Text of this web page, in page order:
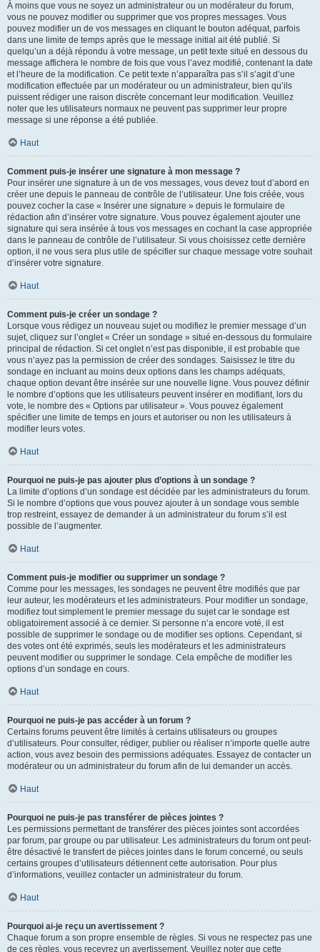
À moins que vous ne soyez un administrateur ou un modérateur du forum,
vous ne pouvez modifier ou supprimer que vos propres messages. Vous
pouvez modifier un de vos messages en cliquant le bouton adéquat, parfois
dans une limite de temps après que le message initial ait été publié. Si
quelqu’un a déjà répondu à votre message, un petit texte situé en dessous du
message affichera le nombre de fois que vous l’avez modifié, contenant la date
et l’heure de la modification. Ce petit texte n’apparaîtra pas s’il s’agit d’une
modification effectuée par un modérateur ou un administrateur, bien qu’ils
puissent rédiger une raison discrète concernant leur modification. Veuillez
noter que les utilisateurs normaux ne peuvent pas supprimer leur propre
message si une réponse a été publiée.
Haut
Comment puis-je insérer une signature à mon message ?
Pour insérer une signature à un de vos messages, vous devez tout d’abord en
créer une depuis le panneau de contrôle de l’utilisateur. Une fois créée, vous
pouvez cocher la case « Insérer une signature » depuis le formulaire de
rédaction afin d’insérer votre signature. Vous pouvez également ajouter une
signature qui sera insérée à tous vos messages en cochant la case appropriée
dans le panneau de contrôle de l’utilisateur. Si vous choisissez cette dernière
option, il ne vous sera plus utile de spécifier sur chaque message votre souhait
d’insérer votre signature.
Haut
Comment puis-je créer un sondage ?
Lorsque vous rédigez un nouveau sujet ou modifiez le premier message d’un
sujet, cliquez sur l’onglet « Créer un sondage » situé en-dessous du formulaire
principal de rédaction. Si cet onglet n’est pas disponible, il est probable que
vous n’ayez pas la permission de créer des sondages. Saisissez le titre du
sondage en incluant au moins deux options dans les champs adéquats,
chaque option devant être insérée sur une nouvelle ligne. Vous pouvez définir
le nombre d’options que les utilisateurs peuvent insérer en modifiant, lors du
vote, le nombre des « Options par utilisateur ». Vous pouvez également
spécifier une limite de temps en jours et autoriser ou non les utilisateurs à
modifier leurs votes.
Haut
Pourquoi ne puis-je pas ajouter plus d’options à un sondage ?
La limite d’options d’un sondage est décidée par les administrateurs du forum.
Si le nombre d’options que vous pouvez ajouter à un sondage vous semble
trop restreint, essayez de demander à un administrateur du forum s’il est
possible de l’augmenter.
Haut
Comment puis-je modifier ou supprimer un sondage ?
Comme pour les messages, les sondages ne peuvent être modifiés que par
leur auteur, les modérateurs et les administrateurs. Pour modifier un sondage,
modifiez tout simplement le premier message du sujet car le sondage est
obligatoirement associé à ce dernier. Si personne n’a encore voté, il est
possible de supprimer le sondage ou de modifier ses options. Cependant, si
des votes ont été exprimés, seuls les modérateurs et les administrateurs
peuvent modifier ou supprimer le sondage. Cela empêche de modifier les
options d’un sondage en cours.
Haut
Pourquoi ne puis-je pas accéder à un forum ?
Certains forums peuvent être limités à certains utilisateurs ou groupes
d’utilisateurs. Pour consulter, rédiger, publier ou réaliser n’importe quelle autre
action, vous avez besoin des permissions adéquates. Essayez de contacter un
modérateur ou un administrateur du forum afin de lui demander un accès.
Haut
Pourquoi ne puis-je pas transférer de pièces jointes ?
Les permissions permettant de transférer des pièces jointes sont accordées
par forum, par groupe ou par utilisateur. Les administrateurs du forum ont peut-
être désactivé le transfert de pièces jointes dans le forum concerné, ou seuls
certains groupes d’utilisateurs détiennent cette autorisation. Pour plus
d’informations, veuillez contacter un administrateur du forum.
Haut
Pourquoi ai-je reçu un avertissement ?
Chaque forum a son propre ensemble de règles. Si vous ne respectez pas une
de ces règles, vous recevrez un avertissement. Veuillez noter que cette